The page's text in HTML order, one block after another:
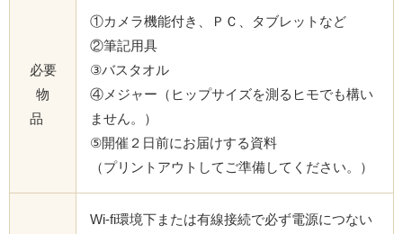
必要
物
品
①カメラ機能付き、ＰＣ、タブレットなど
②筆記用具
③バスタオル
④メジャー（ヒップサイズを測るヒモでも構い
ません。）
⑤開催２日前にお届けする資料
（プリントアウトしてご準備してください。）
Wi-fi環境下または有線接続で必ず電源につない